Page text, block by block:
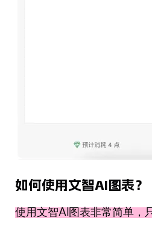
如何使用文智AI图表？
使用文智AI图表非常简单，